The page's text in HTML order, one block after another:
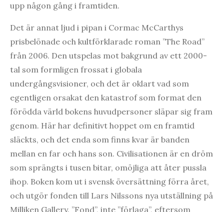
upp någon gång i framtiden.
Det är annat ljud i pipan i Cormac McCarthys
prisbelönade och kultförklarade roman ”The Road”
från 2006. Den utspelas mot bakgrund av ett 2000-
tal som formligen frossat i globala
undergångsvisioner, och det är oklart vad som
egentligen orsakat den katastrof som format den
förödda värld bokens huvudpersoner släpar sig fram
genom. Här har definitivt hoppet om en framtid
släckts, och det enda som finns kvar är banden
mellan en far och hans son. Civilisationen är en dröm
som sprängts i tusen bitar, omöjliga att åter pussla
ihop. Boken kom ut i svensk översättning förra året,
och utgör fonden till Lars Nilssons nya utställning på
Milliken Gallery. ”Fond”, inte ”förlaga”, eftersom